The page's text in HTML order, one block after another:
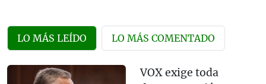
LO MÁS LEÍDO LO MÁS COMENTADO
VOX exige toda